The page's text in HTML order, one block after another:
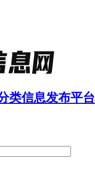
类信息发布平台